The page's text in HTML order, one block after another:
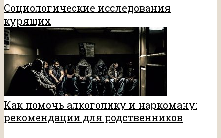
Социологические исследования
курящих
Как помочь алкоголику и наркоману:
рекомендации для родственников